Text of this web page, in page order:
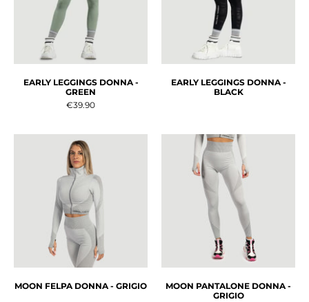
EARLY LEGGINGS DONNA -
GREEN
€39.90
EARLY LEGGINGS DONNA -
BLACK
MOON FELPA DONNA - GRIGIO
MOON PANTALONE DONNA -
GRIGIO